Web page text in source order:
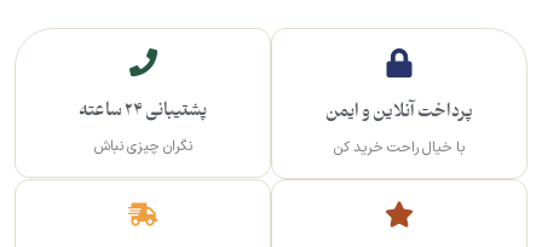
پرداخت آنلاین و ایمن
با خیال راحت خرید کن
پشتیبانی 24 ساعته
نگران چیزی نباش